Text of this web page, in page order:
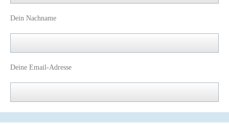
Dein Nachname
Deine Email-Adresse